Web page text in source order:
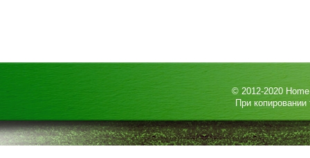
© 2012-2020
При